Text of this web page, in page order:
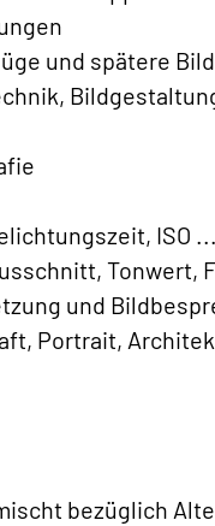
und spätere
ISO
Tonwert,
und
Portrait,
bezüglich